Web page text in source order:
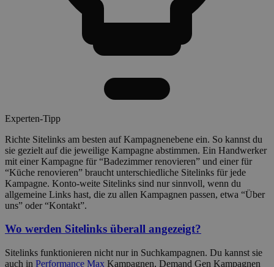
Experten-Tipp
Richte Sitelinks am besten auf Kampagnenebene ein. So kannst du
sie gezielt auf die jeweilige Kampagne abstimmen. Ein Handwerker
mit einer Kampagne für “Badezimmer renovieren” und einer für
“Küche renovieren” braucht unterschiedliche Sitelinks für jede
Kampagne. Konto-weite Sitelinks sind nur sinnvoll, wenn du
allgemeine Links hast, die zu allen Kampagnen passen, etwa “Über
uns” oder “Kontakt”.
Wo werden Sitelinks überall angezeigt?
Sitelinks funktionieren nicht nur in Suchkampagnen. Du kannst sie
auch in Performance Max Kampagnen, Demand Gen Kampagnen